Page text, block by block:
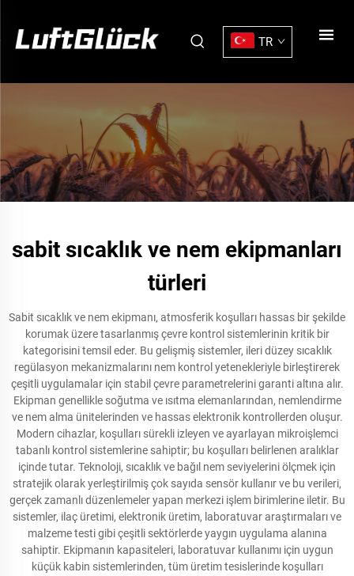
TR
sabit sıcaklık ve nem ekipmanları
türleri
Sabit sıcaklık ve nem ekipmanı, atmosferik koşulları hassas bir şekilde
korumak üzere tasarlanmış çevre kontrol sistemlerinin kritik bir
kategorisini temsil eder. Bu gelişmiş sistemler, ileri düzey sıcaklık
regülasyon mekanizmalarını nem kontrol yetenekleriyle birleştirerek
çeşitli uygulamalar için stabil çevre parametrelerini garanti altına alır.
Ekipman genellikle soğutma ve ısıtma elemanlarından, nemlendirme
ve nem alma ünitelerinden ve hassas elektronik kontrollerden oluşur.
Modern cihazlar, koşulları sürekli izleyen ve ayarlayan mikroişlemci
tabanlı kontrol sistemlerine sahiptir; bu koşulları belirlenen aralıklar
içinde tutar. Teknoloji, sıcaklık ve bağıl nem seviyelerini ölçmek için
stratejik olarak yerleştirilmiş çok sayıda sensör kullanır ve bu verileri,
gerçek zamanlı düzenlemeler yapan merkezi işlem birimlerine iletir. Bu
sistemler, ilaç üretimi, elektronik üretim, laboratuvar araştırmaları ve
malzeme testi gibi çeşitli sektörlerde yaygın uygulama alanına
sahiptir. Ekipmanın kapasiteleri, laboratuvar kullanımı için uygun
küçük kabin sistemlerinden, tüm üretim tesislerinde koşulları